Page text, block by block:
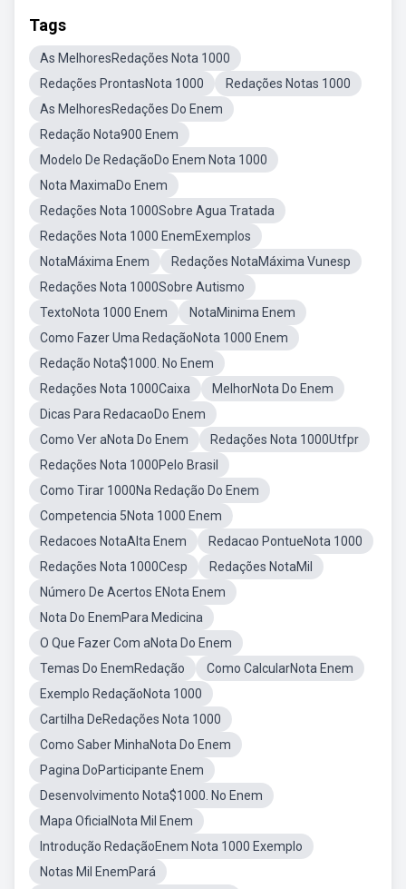
Tags
As MelhoresRedações Nota 1000
Redações ProntasNota 1000
Redações Notas 1000
As MelhoresRedações Do Enem
Redação Nota900 Enem
Modelo De RedaçãoDo Enem Nota 1000
Nota MaximaDo Enem
Redações Nota 1000Sobre Agua Tratada
Redações Nota 1000 EnemExemplos
NotaMáxima Enem
Redações NotaMáxima Vunesp
Redações Nota 1000Sobre Autismo
TextoNota 1000 Enem
NotaMinima Enem
Como Fazer Uma RedaçãoNota 1000 Enem
Redação Nota$1000. No Enem
Redações Nota 1000Caixa
MelhorNota Do Enem
Dicas Para RedacaoDo Enem
Como Ver aNota Do Enem
Redações Nota 1000Utfpr
Redações Nota 1000Pelo Brasil
Como Tirar 1000Na Redação Do Enem
Competencia 5Nota 1000 Enem
Redacoes NotaAlta Enem
Redacao PontueNota 1000
Redações Nota 1000Cesp
Redações NotaMil
Número De Acertos ENota Enem
Nota Do EnemPara Medicina
O Que Fazer Com aNota Do Enem
Temas Do EnemRedação
Como CalcularNota Enem
Exemplo RedaçãoNota 1000
Cartilha DeRedações Nota 1000
Como Saber MinhaNota Do Enem
Pagina DoParticipante Enem
Desenvolvimento Nota$1000. No Enem
Mapa OficialNota Mil Enem
Introdução RedaçãoEnem Nota 1000 Exemplo
Notas Mil EnemPará